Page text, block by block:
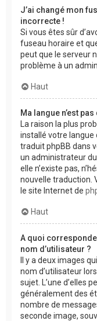
J’ai changé mon
incorrecte !
Si vous êtes sûr
fuseau horaire et
peut que le serveur
problème à un
Haut
Ma langue n’est
La raison la plus
installé votre langue
traduit phpBB dans
un administrateur
elle n’existe pas,
nouvelle traduction.
le site Internet de
Haut
A quoi
nom d’utilisateur ?
Il y a deux images
nom d’utilisateur
sujet. L’une d’elles
généralement des
nombre de
seconde image,